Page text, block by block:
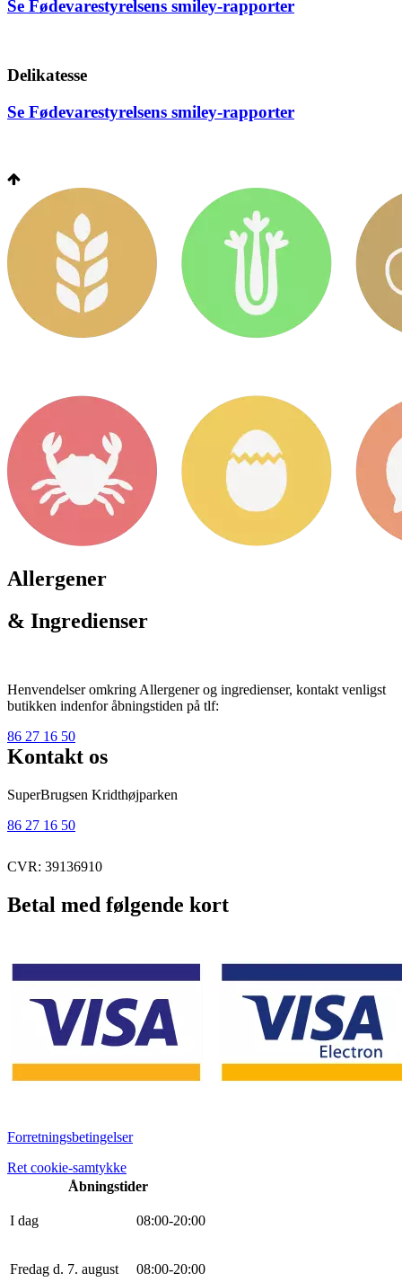
Se Fødevarestyrelsens smiley-rapporter
Delikatesse
Se Fødevarestyrelsens smiley-rapporter
Allergener
& Ingredienser
Henvendelser omkring Allergener og ingredienser, kontakt venligst
butikken indenfor åbningstiden på tlf:
86 27 16 50
Kontakt os
SuperBrugsen Kridthøjparken
86 27 16 50
CVR: 39136910
Betal med følgende kort
Forretningsbetingelser
Ret cookie-samtykke
Åbningstider
I dag 08:00-20:00
Fredag d. 7. august 08:00-20:00